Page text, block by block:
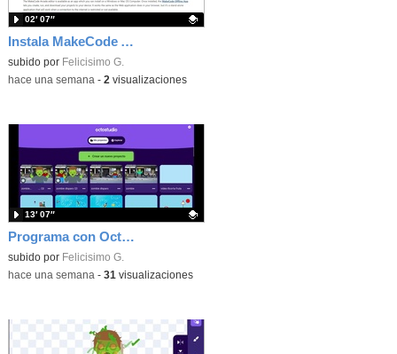
Instala MakeCode Arcade offline para programar grandes juegos sin necesidad de Internet
Contenido educativo.
subido por Felicisimo G.
02′ 07″
-hace una semana - 2 visualizaciones
Programa con OctoStudio, un juego de disparos contra Zombies con un cargador basado en el House of the dead
Contenido educativo.
subido por Felicisimo G.
13′ 07″
-hace una semana - 31 visualizaciones